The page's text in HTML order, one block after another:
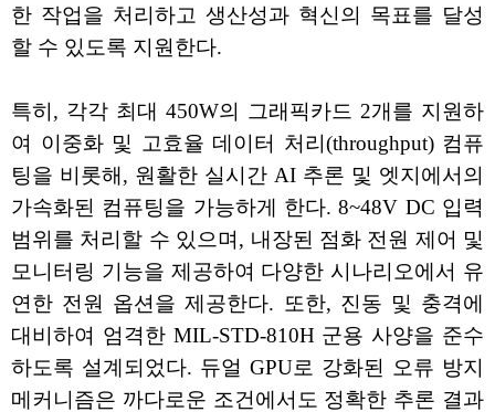
한 작업을 처리하고 생산성과 혁신의 목표를 달성
할 수 있도록 지원한다.
특히, 각각 최대 450W의 그래픽카드 2개를 지원하
여 이중화 및 고효율 데이터 처리(throughput) 컴퓨
팅을 비롯해, 원활한 실시간 AI 추론 및 엣지에서의
가속화된 컴퓨팅을 가능하게 한다. 8~48V DC 입력
범위를 처리할 수 있으며, 내장된 점화 전원 제어 및
모니터링 기능을 제공하여 다양한 시나리오에서 유
연한 전원 옵션을 제공한다. 또한, 진동 및 충격에
대비하여 엄격한 MIL-STD-810H 군용 사양을 준수
하도록 설계되었다. 듀얼 GPU로 강화된 오류 방지
메커니즘은 까다로운 조건에서도 정확한 추론 결과